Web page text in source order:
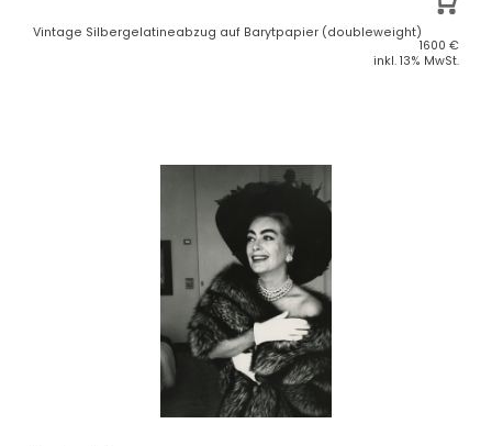
Vintage Silbergelatineabzug auf Barytpapier (doubleweight)
1600 €
inkl. 13% MwSt.